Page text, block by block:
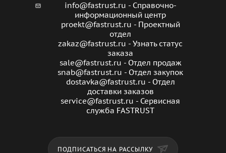
info@fastrust.ru - Справочно-
информационный центр
proekt@fastrust.ru - Проектный
отдел
zakaz@fastrust.ru - Узнать статус
заказа
sale@fastrust.ru - Отдел продаж
snab@fastrust.ru - Отдел закупок
dostavka@fastrust.ru - Отдел
доставки заказов
service@fastrust.ru - Сервисная
служба FASTRUST
ПОДПИСАТЬСЯ НА РАССЫЛКУ